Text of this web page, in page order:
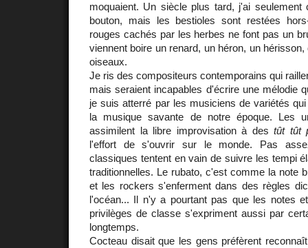
moquaient. Un siècle plus tard, j'ai
bouton, mais les bestioles sont restées
rouges cachés par les herbes ne font pas un
viennent boire un renard, un héron, un
oiseaux.
Je ris des compositeurs contemporains qui
mais seraient incapables d'écrire une mélodie
je suis atterré par les musiciens de variétés
la musique savante de notre époque. Les
assimilent la libre improvisation à destût tût
l'effort de s'ouvrir sur le monde. Pas
classiques tentent en vain de suivre les tempi
traditionnelles. Le rubato, c'est comme la note
et les rockers s'enferment dans des règles
l'océan... Il n'y a pourtant pas que les notes
privilèges de classe s'expriment aussi par
longtemps.
Cocteau disait que les gens préfèrent